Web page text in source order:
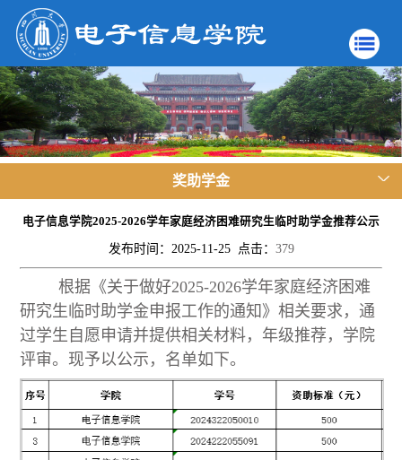
奖助学金
电子信息学院2025-2026学年家庭经济困难研究生临时助学金推荐公示
发布时间：2025-11-25 点击： 379
根据《关于做好2025-2026学年家庭经济困难
研究生临时助学金申报工作的通知 》相关要求，通
过学生自愿申请并提供相关材料，年级推荐，学院
评审。现予以公示，名单如下。